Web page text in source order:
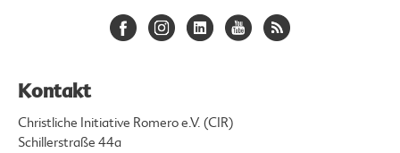
Kontakt
Christliche Initiative Romero e.V. (CIR)
Schillerstraße 44a